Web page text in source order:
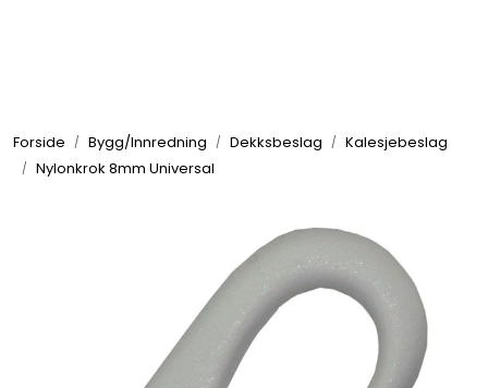
Forside Bygg/Innredning Dekksbeslag
Kalesjebeslag
Nylonkrok 8mm Universal
Elektrisk